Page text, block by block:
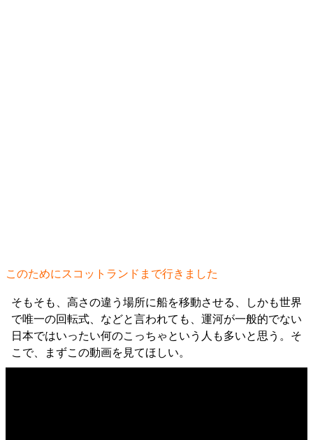
このためにスコットランドまで行きました
そもそも、高さの違う場所に船を移動させる、しかも世界
で唯一の回転式、などと言われても、運河が一般的でない
日本ではいったい何のこっちゃという人も多いと思う。そ
こで、まずこの動画を見てほしい。